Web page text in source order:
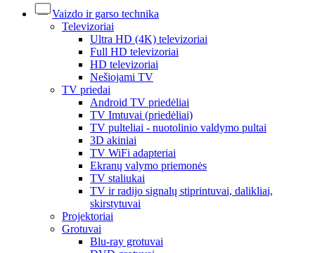
Vaizdo ir garso technika
Televizoriai
Ultra HD (4K) televizoriai
Full HD televizoriai
HD televizoriai
Nešiojami TV
TV priedai
Android TV priedėliai
TV Imtuvai (priedėliai)
TV pulteliai - nuotolinio valdymo pultai
3D akiniai
TV WiFi adapteriai
Ekranų valymo priemonės
TV staliukai
TV ir radijo signalų stiprintuvai, dalikliai,
skirstytuvai
Projektoriai
Grotuvai
Blu-ray grotuvai